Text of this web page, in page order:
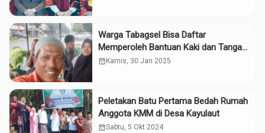
Warga Tabagsel Bisa Daftar
Memperoleh Bantuan Kaki dan Tangan
Palsu
calendar_month Kamis, 30 Jan 2025
Peletakan Batu Pertama Bedah Rumah
Anggota KMM di Desa Kayulaut
calendar_monthSabtu, 5 Okt 2024